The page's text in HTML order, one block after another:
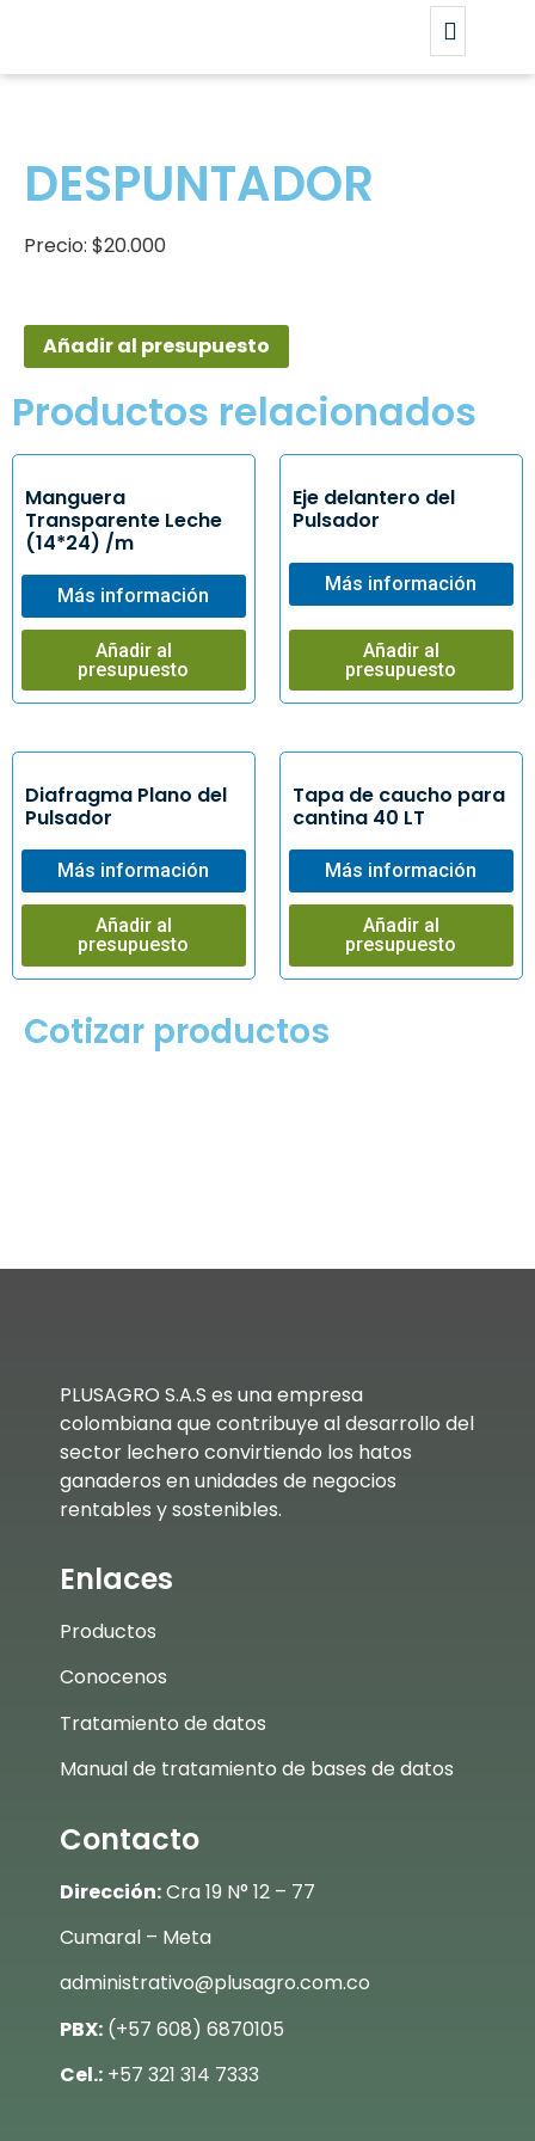
DESPUNTADOR
Precio: $20.000
Añadir al presupuesto
Productos relacionados
Manguera
Transparente Leche
(14*24) /m
Más información
Añadir al
presupuesto
Eje delantero del
Pulsador
Más información
Añadir al
presupuesto
Diafragma Plano del
Pulsador
Más información
Añadir al
presupuesto
Tapa de caucho para
cantina 40 LT
Más información
Añadir al
presupuesto
Cotizar productos​
PLUSAGRO S.A.S es una empresa
colombiana que contribuye al desarrollo del
sector lechero convirtiendo los hatos
ganaderos en unidades de negocios
rentables y sostenibles.
Enlaces
Productos
Conocenos
Tratamiento de datos
Manual de tratamiento de bases de datos
Contacto
Dirección:Cra 19 N° 12 – 77
Cumaral – Meta
administrativo@plusagro.com.co
PBX: (+57 608) 6870105
Cel.: +57 321 314 7333